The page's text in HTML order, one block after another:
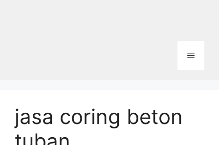
Menu
jasa coring beton